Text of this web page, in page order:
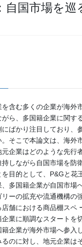
自国市場を巡
含む多くの企業が海外
ら、多国籍企業に関す
ばかり注目しており、
。そこで本論文は、海外
企業はどのような先行
しながら自国市場を防
目的として、P&Gと花
、多国籍企業が自国市場
ーの拡充や流通機構の
舗における商品棚スペ
業に順調なスタートを
企業が海外市場へ参入
のに対し、地元企業は